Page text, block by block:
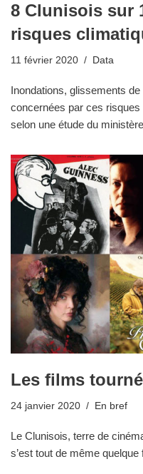
8 Clunisois sur
risques
11 février 2020 Data
Inondations, glissements
concernées par ces
selon une étude du
Les films
24 janvier 2020 En bref
Le Clunisois, terre de
s’est tout de même